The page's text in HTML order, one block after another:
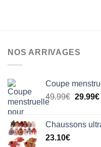
NOS ARRIVAGES
Coupe
49.99€ Le
était :
29.99€
Chaussons
23.10€